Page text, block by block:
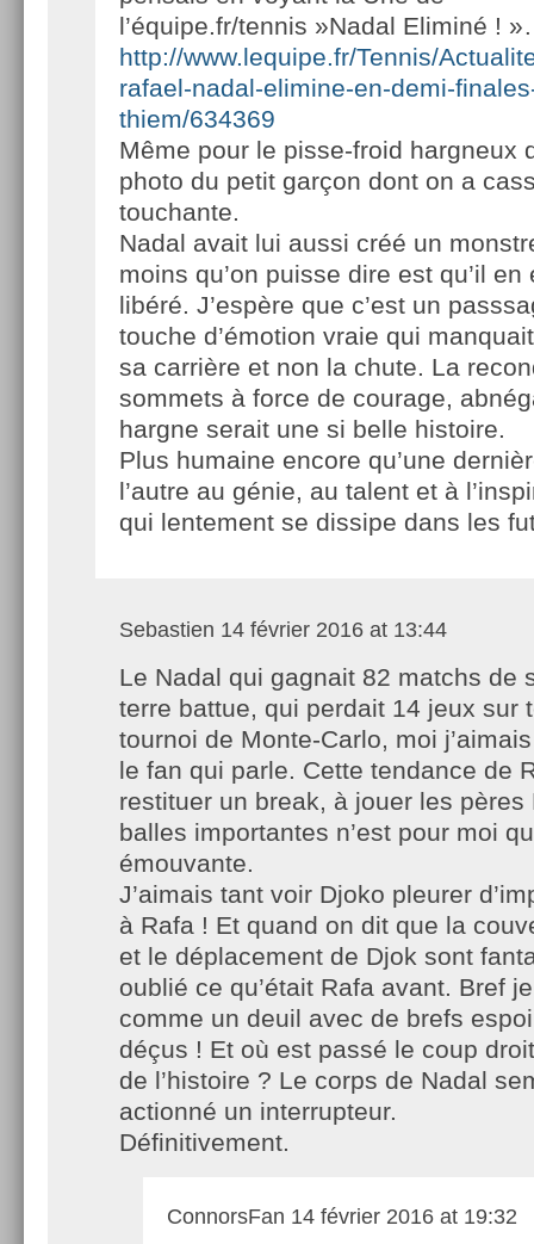
l’équipe.fr/tennis »Nadal Eliminé !
http://www.lequipe.fr/Tennis/
rafael-nadal-elimine-en-demi-
thiem/634369
Même pour le pisse-froid hargneux
photo du petit garçon dont on a
touchante.
Nadal avait lui aussi créé un
moins qu’on puisse dire est qu’il
libéré. J’espère que c’est un
touche d’émotion vraie qui
sa carrière et non la chute. La
sommets à force de courage,
hargne serait une si belle histoire.
Plus humaine encore qu’une
l’autre au génie, au talent et à
qui lentement se dissipe dans les
Sebastien 14 février 2016 at 13:44
Le Nadal qui gagnait 82 matchs de
terre battue, qui perdait 14 jeux sur
tournoi de Monte-Carlo, moi
le fan qui parle. Cette tendance de
restituer un break, à jouer les pères
balles importantes n’est pour moi
émouvante.
J’aimais tant voir Djoko pleurer
à Rafa ! Et quand on dit que la
et le déplacement de Djok sont
oublié ce qu’était Rafa avant. Bref
comme un deuil avec de brefs
déçus ! Et où est passé le coup
de l’histoire ? Le corps de Nadal
actionné un interrupteur.
Définitivement.
ConnorsFan 14 février 2016 at 19:32